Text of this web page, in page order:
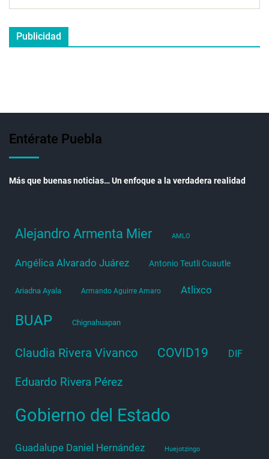
Publicidad
Entérate Puebla
Más que buenas noticias… Un enfoque a la verdadera realidad
Alejandro Armenta Mier AMLO
Angélica Alvarado Juárez Antonio Teutli Cuautle
Ariadna Ayala Armando Aguirre Amaro Atlixco
BUAP Chignahuapan
Claudia Rivera Vivanco COVID19 DIF
Eduardo Rivera Pérez
Gobierno del Estado
Guadalupe Daniel Hernández Huejotzingo